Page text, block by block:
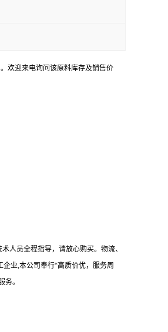
欢迎来电询问该原料库存及销售价
人员全程指导，请放心购买。物流、
业,本公司奉行“高质价优，服务周
。